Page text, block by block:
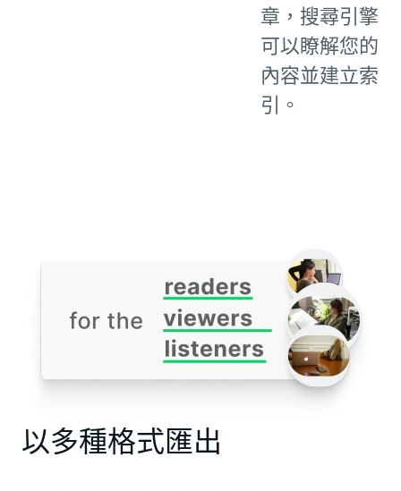
章，搜尋引擎
可以瞭解您的
內容並建立索
引。
以多種格式匯出